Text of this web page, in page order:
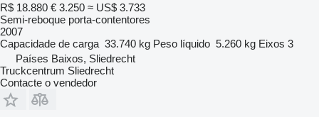
R$ 18.880 € 3.250 ≈ US$ 3.733
Semi-reboque porta-contentores
2007
Capacidade de carga 33.740 kg Peso líquido 5.260 kg Eixos 3
Países Baixos, Sliedrecht
Truckcentrum Sliedrecht
Contacte o vendedor